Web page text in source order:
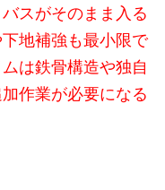
スがそのまま入る
地補強も最小限で
は鉄骨構造や独自
作業が必要になる